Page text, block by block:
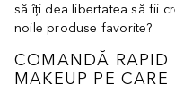
să îți dea libertatea să fii
noile produse favorite?
COMANDĂ RAPID
MAKEUP PE CARE